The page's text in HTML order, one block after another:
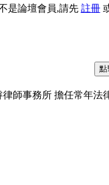
是論壇會員,請先 註冊
律師事務所 擔任常年法